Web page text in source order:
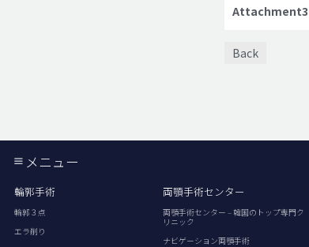
Attachment3
Back
メニュー
輪郭手術
輪郭３点
エラ削り
両顎手術センター
両顎手術センター – 韓国のトップ専門ク
リニック
ナビゲーション両顎手術